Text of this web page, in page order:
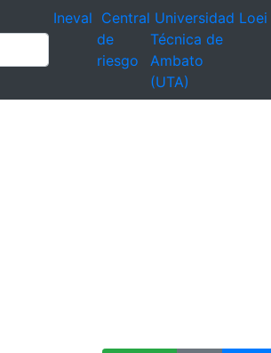
Ineval Central
de
riesgo
Universidad
Técnica de
Ambato
(UTA)
Loei